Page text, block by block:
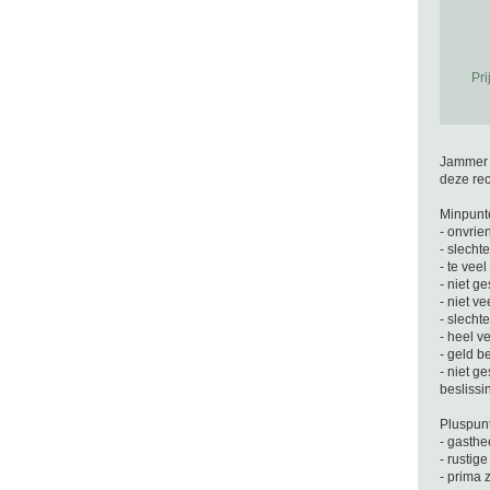
deze
-
-
- te
- niet
- niet
-
- heel
- geld
- niet
-
-
- prima